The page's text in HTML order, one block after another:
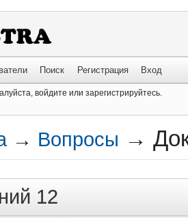
Поиск Регистрация Вход
войдите или зарегистрируйтесь.
→ Вопросы →
12